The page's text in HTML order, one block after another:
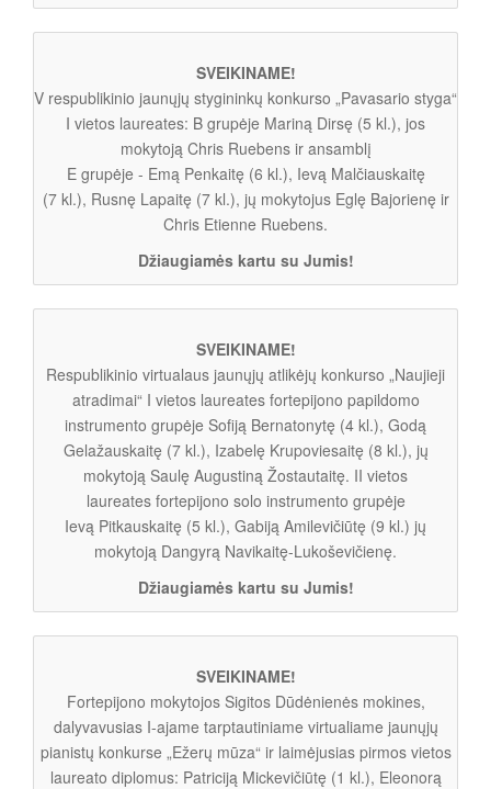
SVEIKINAME!
V respublikinio jaunųjų stygininkų konkurso „Pavasario styga“
I vietos laureates: B grupėje Mariną Dirsę (5 kl.), jos
mokytoją Chris Ruebens ir ansamblį
E grupėje - Emą Penkaitę (6 kl.), Ievą Malčiauskaitę
(7 kl.), Rusnę Lapaitę (7 kl.), jų mokytojus Eglę Bajorienę ir
Chris Etienne Ruebens.
Džiaugiamės kartu su Jumis!
SVEIKINAME!
Respublikinio virtualaus jaunųjų atlikėjų konkurso „Naujieji
atradimai“ I vietos laureates fortepijono papildomo
instrumento grupėje Sofiją Bernatonytę (4 kl.), Godą
Gelažauskaitę (7 kl.), Izabelę Krupoviesaitę (8 kl.), jų
mokytoją Saulę Augustiną Žostautaitę. II vietos
laureates fortepijono solo instrumento grupėje
Ievą Pitkauskaitę (5 kl.), Gabiją Amilevičiūtę (9 kl.) jų
mokytoją Dangyrą Navikaitę-Lukoševičienę.
Džiaugiamės kartu su Jumis!
SVEIKINAME!
Fortepijono mokytojos Sigitos Dūdėnienės mokines,
dalyvavusias I-ajame tarptautiniame virtualiame jaunųjų
pianistų konkurse „Ežerų mūza“ ir laimėjusias pirmos vietos
laureato diplomus: Patriciją Mickevičiūtę (1 kl.), Eleonorą